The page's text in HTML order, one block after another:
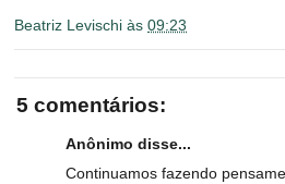
Beatriz Levischi às 09:23
5 comentários:
Anônimo disse...
Continuamos fazendo